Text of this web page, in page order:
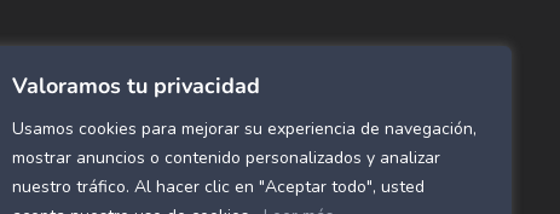
Valoramos tu privacidad
Usamos cookies para mejorar su experiencia de navegación,
mostrar anuncios o contenido personalizados y analizar
nuestro tráfico. Al hacer clic en "Aceptar todo", usted
Revestimientos para pared
Alfombras Residenciales
Paneles decorativos para pared
Mármol Flex